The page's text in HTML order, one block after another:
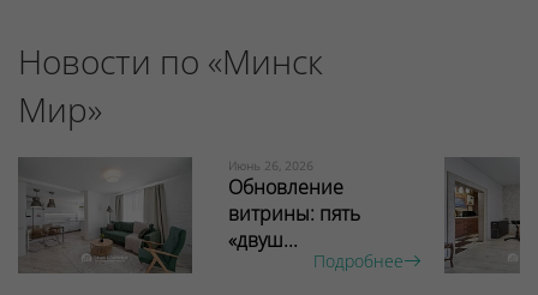
Новости по «Минск
Мир»
Июнь 26, 2026
Обновление
витрины: пять
«двуш...
Подробнее